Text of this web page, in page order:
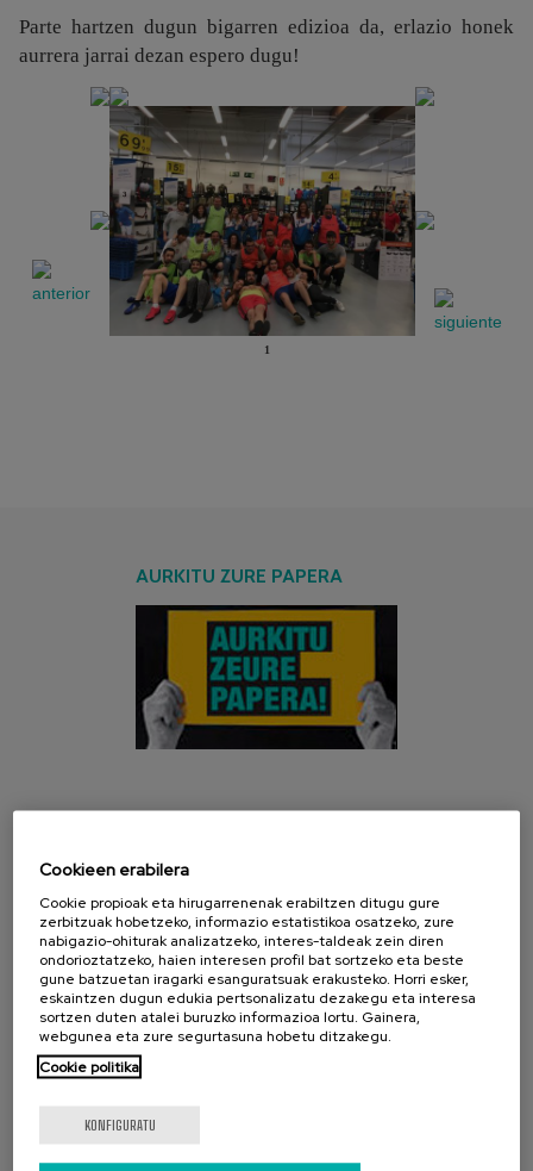
Parte hartzen dugun bigarren edizioa da, erlazio honek
aurrera jarrai dezan espero dugu!
1
AURKITU ZURE PAPERA
Cookieen erabilera
Cookie propioak eta hirugarrenenak erabiltzen ditugu gure
zerbitzuak hobetzeko, informazio estatistikoa osatzeko, zure
nabigazio-ohiturak analizatzeko, interes-taldeak zein diren
ondorioztatzeko, haien interesen profil bat sortzeko eta beste
gune batzuetan iragarki esanguratsuak erakusteko. Horri esker,
eskaintzen dugun edukia pertsonalizatu dezakegu eta interesa
sortzen duten atalei buruzko informazioa lortu. Gainera,
webgunea eta zure segurtasuna hobetu ditzakegu.
Cookie politika
KONFIGURATU